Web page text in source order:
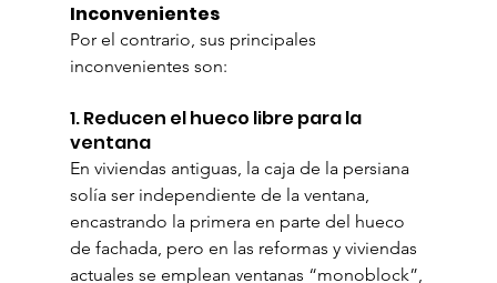
Inconvenientes
Por el contrario, sus principales
inconvenientes son:
1. Reducen el hueco libre para la
ventana
En viviendas antiguas, la caja de la persiana
solía ser independiente de la ventana,
encastrando la primera en parte del hueco
de fachada, pero en las reformas y viviendas
actuales se emplean ventanas “monoblock”,